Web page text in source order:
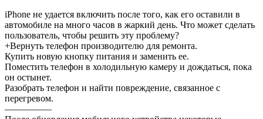
iPhone не удается включить после того, как его оставили в
автомобиле на много часов в жаркий день. Что может сделать
пользователь, чтобы решить эту проблему?
+Вернуть телефон производителю для ремонта.
Купить новую кнопку питания и заменить ее.
Поместить телефон в холодильную камеру и дождаться, пока
он остынет.
Разобрать телефон и найти повреждение, связанное с
перегревом.
—————